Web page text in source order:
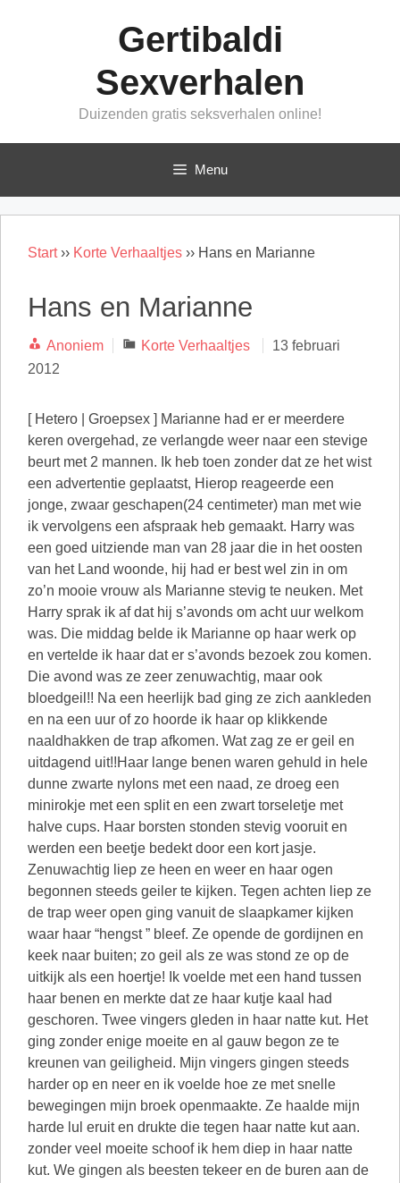
Gertibaldi
Sexverhalen
Duizenden gratis seksverhalen online!
Menu
Start›› Korte Verhaaltjes ›› Hans en Marianne
Hans en Marianne
Anoniem Categorieën
Korte Verhaaltjes
13 februari
2012
[ Hetero | Groepsex ] Marianne had er er meerdere
keren overgehad, ze verlangde weer naar een stevige
beurt met 2 mannen. Ik heb toen zonder dat ze het wist
een advertentie geplaatst, Hierop reageerde een
jonge, zwaar geschapen(24 centimeter) man met wie
ik vervolgens een afspraak heb gemaakt. Harry was
een goed uitziende man van 28 jaar die in het oosten
van het Land woonde, hij had er best wel zin in om
zo’n mooie vrouw als Marianne stevig te neuken. Met
Harry sprak ik af dat hij s’avonds om acht uur welkom
was. Die middag belde ik Marianne op haar werk op
en vertelde ik haar dat er s’avonds bezoek zou komen.
Die avond was ze zeer zenuwachtig, maar ook
bloedgeil!! Na een heerlijk bad ging ze zich aankleden
en na een uur of zo hoorde ik haar op klikkende
naaldhakken de trap afkomen. Wat zag ze er geil en
uitdagend uit!!Haar lange benen waren gehuld in hele
dunne zwarte nylons met een naad, ze droeg een
minirokje met een split en een zwart torseletje met
halve cups. Haar borsten stonden stevig vooruit en
werden een beetje bedekt door een kort jasje.
Zenuwachtig liep ze heen en weer en haar ogen
begonnen steeds geiler te kijken. Tegen achten liep ze
de trap weer open ging vanuit de slaapkamer kijken
waar haar “hengst ” bleef. Ze opende de gordijnen en
keek naar buiten; zo geil als ze was stond ze op de
uitkijk als een hoertje! Ik voelde met een hand tussen
haar benen en merkte dat ze haar kutje kaal had
geschoren. Twee vingers gleden in haar natte kut. Het
ging zonder enige moeite en al gauw begon ze te
kreunen van geiligheid. Mijn vingers gingen steeds
harder op en neer en ik voelde hoe ze met snelle
bewegingen mijn broek openmaakte. Ze haalde mijn
harde lul eruit en drukte die tegen haar natte kut aan.
zonder veel moeite schoof ik hem diep in haar natte
kut. We gingen als beesten tekeer en de buren aan de